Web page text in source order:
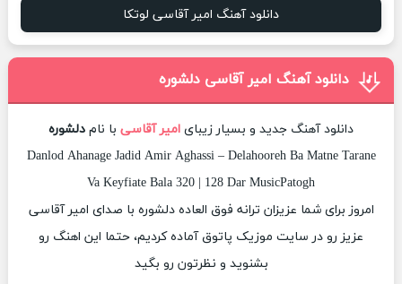
دانلود آهنگ امیر آقاسی لوتکا
دانلود آهنگ امیر آقاسی دلشوره
دانلود آهنگ جدید و بسیار زیبای امیر آقاسی با نام دلشوره
Danlod Ahanage Jadid Amir Aghassi – Delahooreh Ba Matne Tarane
Va Keyfiate Bala 320 | 128 Dar MusicPatogh
امروز برای شما عزیزان ترانه فوق العاده دلشوره با صدای امیر آقاسی
عزیز رو در سایت موزیک پاتوق آماده کردیم، حتما این اهنگ رو
بشنوید و نظرتون رو بگید